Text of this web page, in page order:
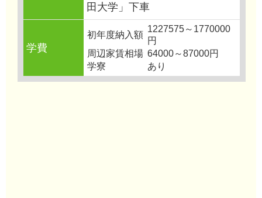
田大学」下車
学費
初年度納入額
1227575～1770000
円
周辺家賃相場 64000～87000円
学寮
あり